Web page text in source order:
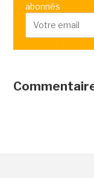
abonnés